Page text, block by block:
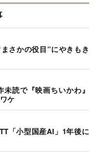
さかの役目”にやきもき
読で『映画ちいかわ』
ケ
「小型国産AI」1年後に